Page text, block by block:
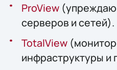
ProView
серверов и сетей).
TotalView
инфраструктуры и